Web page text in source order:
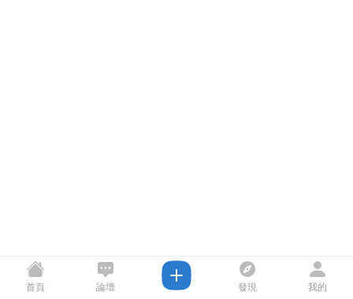
首頁 論壇 發現 我的